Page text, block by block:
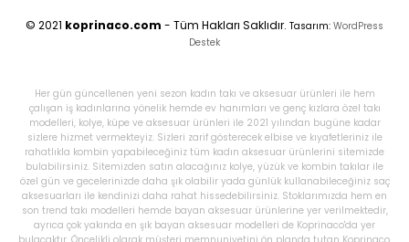
© 2021 koprinaco.com - Tüm Hakları Saklıdır. Tasarım: WordPress
Destek
Her gün güncellenen yeni sezon kadın takı ve aksesuar ürünleri ile hem
çalışan iş kadınlarına yönelik hemde ev hanımları ve genç kızlara özel takı
modelleri, kolye, küpe ve aksesuar ürünleri ile 2021 yılından bugüne kadar
sizlere hizmet vermekteyiz. Sizleri zarif gösterecek elbise ve kıyafetleriniz ile
rahatlıkla kombin yapabileceğiniz tüm kadın aksesuar ürünlerini sitemizde
bulabilirsiniz. Sitemizden satın alacağınız kolye, yüzük ve kombin takılar ile
özel gün ve gecelerinizde daha şık olabilir yada günlük kullanabileceğiniz saç
aksesuarları ile kendinizi daha rahat hissedebilirsiniz. Stoklarımızda hem en
son trend takı modelleri hemde bayan aksesuar ürünlerine yer verilmektedir,
ayrıca çok yakında en şık bayan aksesuar modelleri de Koprinaco'da yer